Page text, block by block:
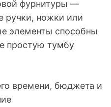
фурнитуры —
ручки, ножки или
элементы способны
простую тумбу
времени, бюджета и